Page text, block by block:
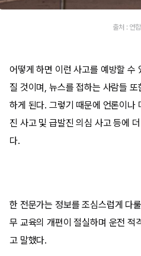
출처 : 연
어떻게 하면 이런 사고를 예방할 수
질 것이며, 뉴스를 접하는 사람들 또
하게 된다. 그렇기 때문에 언론이나
진 사고 및 급발진 의심 사고 등에
다.
한 전문가는 정보를 조심스럽게 다
무 교육의 개편이 절실하며 운전 적
고 말했다.